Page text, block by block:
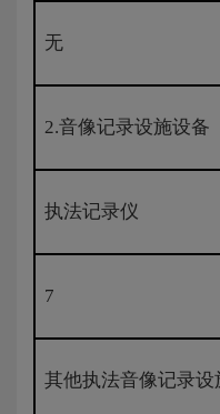
无
2.音像记录设施设备
执法记录仪
7
其他执法音像记录设